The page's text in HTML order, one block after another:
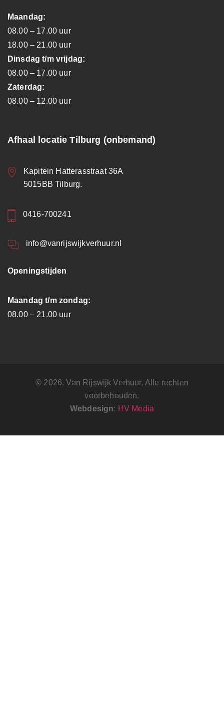
Maandag:
08.00 – 17.00 uur
18.00 – 21.00 uur
Dinsdag t/m vrijdag:
08.00 – 17.00 uur
Zaterdag:
08.00 – 12.00 uur
Afhaal locatie Tilburg (onbemand)
Kapitein Hatterasstraat 36A
5015BB Tilburg.
0416-700241
info@vanrijswijkverhuur.nl
Openingstijden
Maandag t/m zondag:
08.00 – 21.00 uur
© 2026. Van Rijswijk Verhuur. Alle rechten
voorbehouden.
Webdesign: HV Media